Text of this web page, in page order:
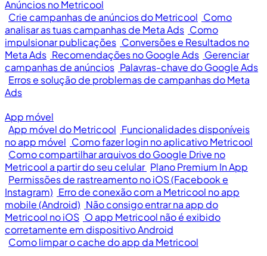
Anúncios no Metricool
Crie campanhas de anúncios do Metricool Como
analisar as tuas campanhas de Meta Ads Como
impulsionar publicações Conversões e Resultados no
Meta Ads Recomendações no Google Ads Gerenciar
campanhas de anúncios Palavras-chave do Google Ads
Erros e solução de problemas de campanhas do Meta
Ads
App móvel
App móvel do Metricool Funcionalidades disponíveis
no app móvel Como fazer login no aplicativo Metricool
Como compartilhar arquivos do Google Drive no
Metricool a partir do seu celular Plano Premium In App
Permissões de rastreamento no iOS (Facebook e
Instagram) Erro de conexão com a Metricool no app
mobile (Android) Não consigo entrar na app do
Metricool no iOS O app Metricool não é exibido
corretamente em dispositivo Android
Como limpar o cache do app da Metricool